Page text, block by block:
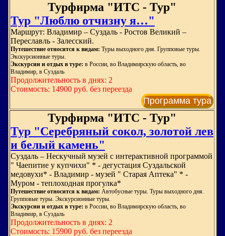
Турфирма "ИТС - Тур"
Тур "Люблю отчизну я…"
Маршрут: Владимир – Суздаль - Ростов Великий –
Переславль - Залесский.
Путешествие относится к видам: Туры выходного дня. Групповые туры.
Экскурсионные туры.
Экскурсии и отдых в туре: в России, во Владимирскую область, во
Владимир, в Суздаль
Продолжительность в днях: 2
Стоимость: 14900 руб. без переезда
Программа тура
Турфирма "ИТС - Тур"
Тур "Серебряный сокол, золотой лев
и белый камень"
Суздаль – Нескучный музей с интерактивной программой
" Чаепитие у купчихи" * - дегустация Суздальской
медовухи* - Владимир - музей " Старая Аптека" * -
Муром - теплоходная прогулка*
Путешествие относится к видам: Автобусные туры. Туры выходного дня.
Групповые туры. Экскурсионные туры.
Экскурсии и отдых в туре: в России, во Владимирскую область, во
Владимир, в Суздаль
Продолжительность в днях: 2
Стоимость: 15900 руб. без переезда